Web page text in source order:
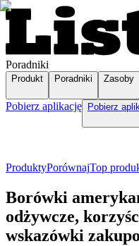
Poradniki
Produkt Poradniki Zasoby
Pobierz aplikację Pobierz
ProduktyPorównajTop
Borówki
odżywcze,
wskazówki